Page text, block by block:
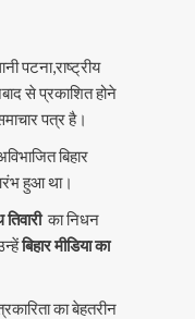
पटना,राष्ट्रीय
से प्रकाशित होने
पत्र है।
बिहार
हुआ था।
का निधन
बिहार मीडिया का
का बेहतरीन